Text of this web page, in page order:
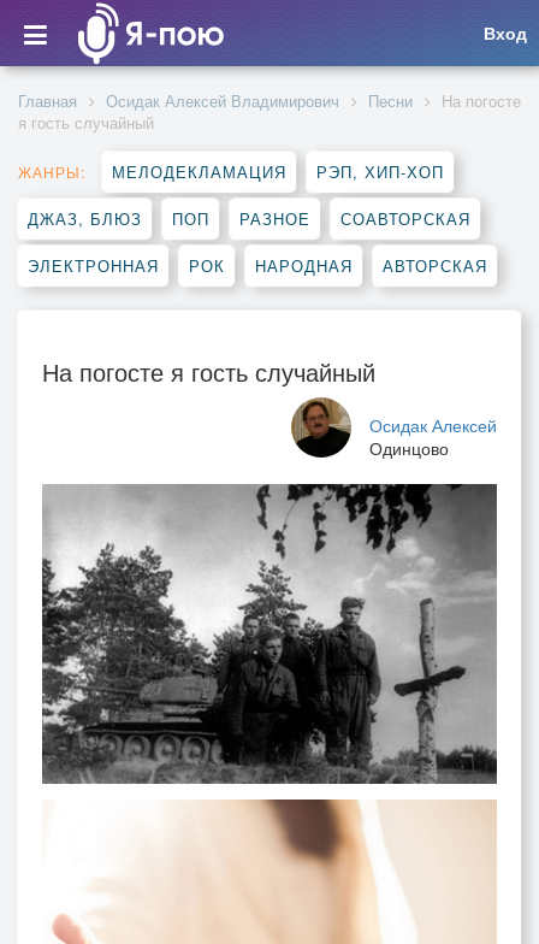
Вход
Главная Осидак Алексей Владимирович Песни
На погосте
я гость случайный
ЖАНРЫ: МЕЛОДЕКЛАМАЦИЯ РЭП, ХИП-ХОП
ДЖАЗ, БЛЮЗ ПОП РАЗНОЕ СОАВТОРСКАЯ
ЭЛЕКТРОННАЯ РОК НАРОДНАЯ АВТОРСКАЯ
На погосте я гость случайный
Осидак Алексей
Одинцово